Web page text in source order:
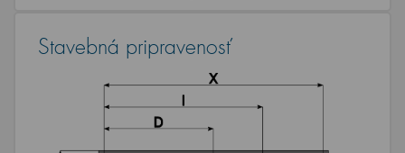
Stavebná pripravenosť